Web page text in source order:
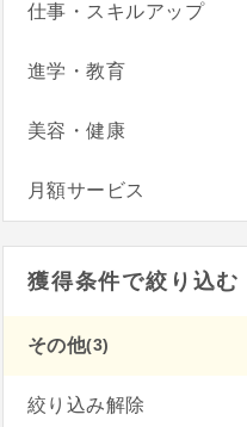
仕事・スキルアップ
進学・教育
美容・健康
月額サービス
獲得条件で絞り込む
その他(3)
絞り込み解除